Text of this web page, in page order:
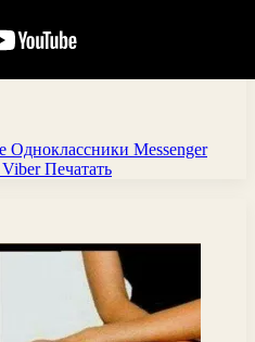
Одноклассники Messenger
Viber Печатать